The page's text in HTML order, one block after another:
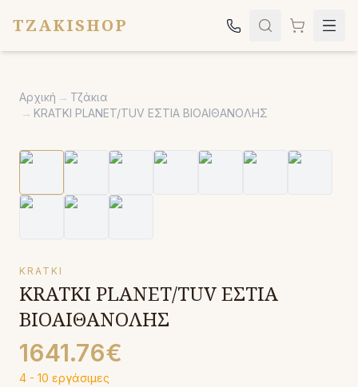
TZAKISHOP
Σόμπες
Κήπος
Εκκλησιαστικά
Καλέστε μας: 2651042024
Αρχική → Τζάκια
→ KRATKI PLANET/TUV ΕΣΤΙΑ ΒΙΟΑΙΘΑΝΟΛΗΣ
KRATKI
KRATKI PLANET/TUV ΕΣΤΙΑ
ΒΙΟΑΙΘΑΝΟΛΗΣ
1641.76€
4 - 10 εργάσιμες